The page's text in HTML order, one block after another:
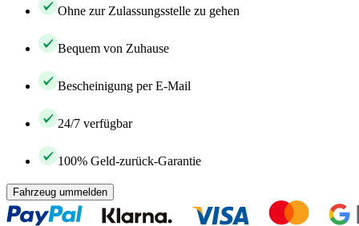
Ohne zur Zulassungsstelle zu gehen
Bequem von Zuhause
Bescheinigung per E-Mail
24/7 verfügbar
100% Geld-zurück-Garantie
Fahrzeug ummelden